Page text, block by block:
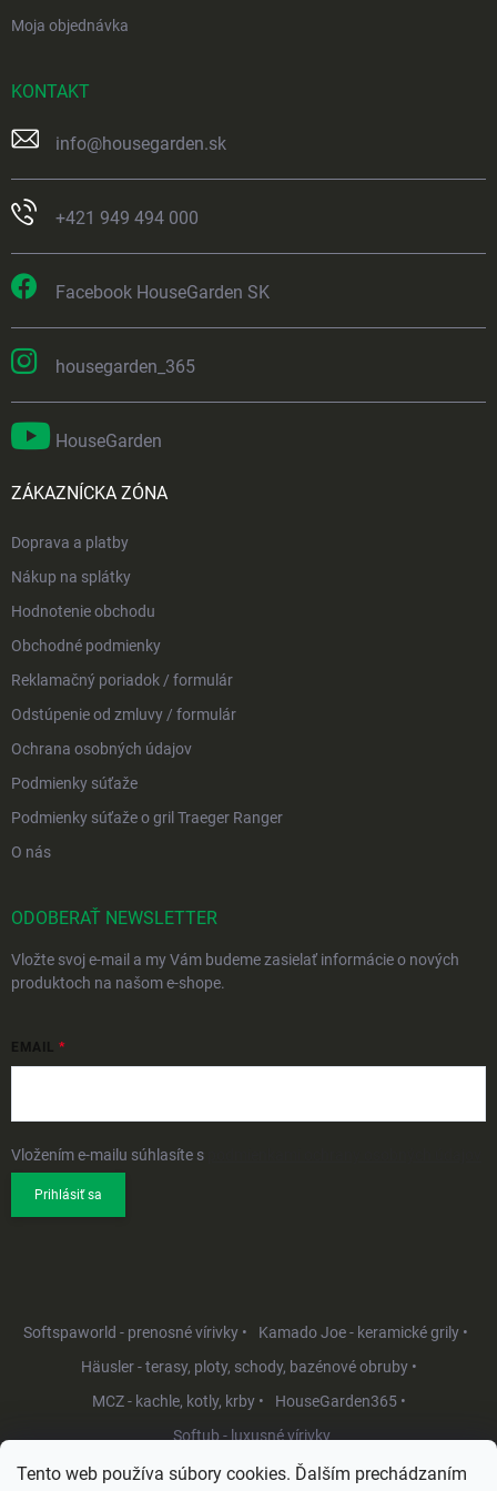
Tento web používa súbory cookies. Ďalším prechádzaním
Moja objednávka
KONTAKT
info@housegarden.sk
+421 949 494 000
Facebook HouseGarden SK
housegarden_365
HouseGarden
ZÁKAZNÍCKA ZÓNA
Doprava a platby
Nákup na splátky
Hodnotenie obchodu
Obchodné podmienky
Reklamačný poriadok / formulár
Odstúpenie od zmluvy / formulár
Ochrana osobných údajov
Podmienky súťaže
Podmienky súťaže o gril Traeger Ranger
O nás
ODOBERAŤ NEWSLETTER
Vložte svoj e-mail a my Vám budeme zasielať informácie o nových
produktoch na našom e-shope.
EMAIL
Vložením e-mailu súhlasíte s
Prihlásiť sa
Softspaworld - prenosné vírivky •
Kamado Joe - keramické grily •
Häusler - terasy, ploty, schody, bazénové obruby •
MCZ - kachle, kotly, krby •
HouseGarden365 •
Softub - luxusné vírivky